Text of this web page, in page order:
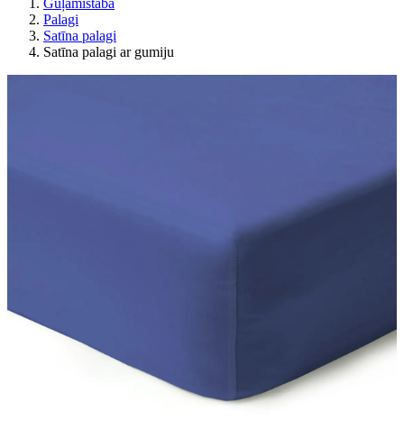
Guļamistaba
Palagi
Satīna palagi
Satīna palagi ar gumiju